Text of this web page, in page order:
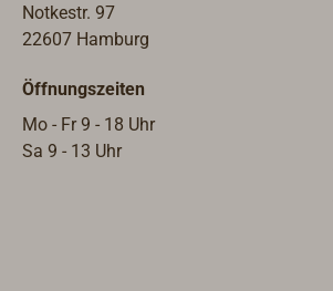
Notkestr. 97
22607 Hamburg
Öffnungszeiten
Mo - Fr 9 - 18 Uhr
Sa 9 - 13 Uhr